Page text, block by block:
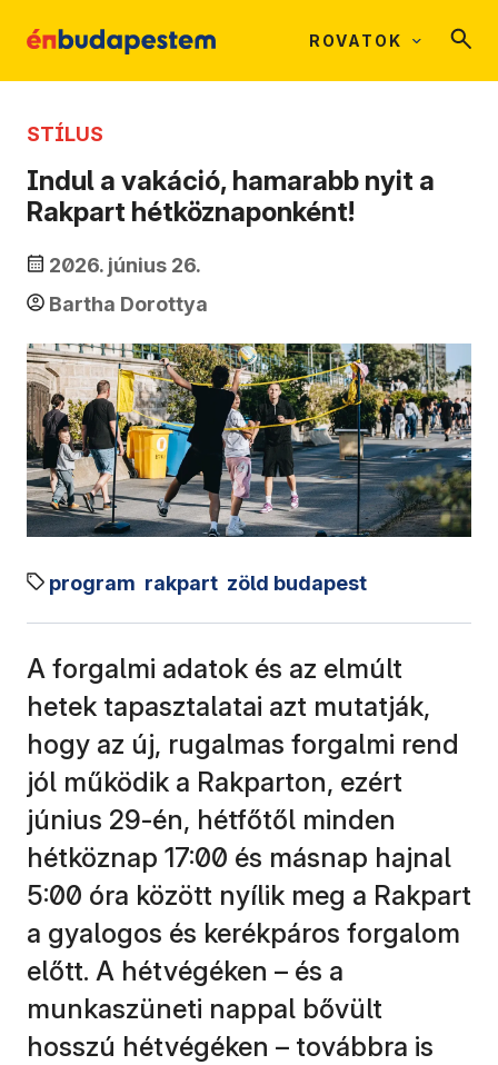
ROVATOK
STÍLUS
Indul a vakáció, hamarabb nyit a
Rakpart hétköznaponként!
2026. június 26.
Bartha Dorottya
program rakpart zöld budapest
A forgalmi adatok és az elmúlt
hetek tapasztalatai azt mutatják,
hogy az új, rugalmas forgalmi rend
jól működik a Rakparton, ezért
június 29-én, hétfőtől minden
hétköznap 17:00 és másnap hajnal
5:00 óra között nyílik meg a Rakpart
a gyalogos és kerékpáros forgalom
előtt. A hétvégéken – és a
munkaszüneti nappal bővült
hosszú hétvégéken – továbbra is